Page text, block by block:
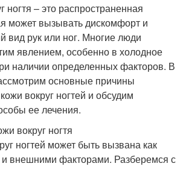
ногтя – это распространенная
может вызывать дискомфорт и
вид рук или ног. Многие люди
явлением, особенно в холодное
наличии определенных факторов. В
основные причины
вокруг ногтей и обсудим
ее лечения.
вокруг ногтя
ногтей может быть вызвана как
и внешними факторами. Разберемся с